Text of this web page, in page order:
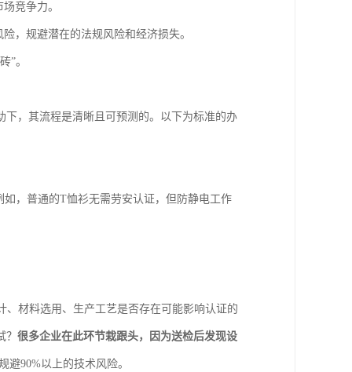
竞争力。
，规避潜在的法规风险和经济损失。
”。
，其流程是清晰且可预测的。以下为标准的办
，普通的T恤衫无需劳安认证，但防静电工作
材料选用、生产工艺是否存在可能影响认证的
很多企业在此环节栽跟头，因为送检后发现设
90%以上的技术风险。